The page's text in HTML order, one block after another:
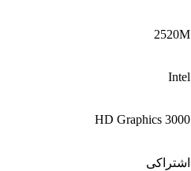
2520M
Intel
HD Graphics 3000
اشتراکی